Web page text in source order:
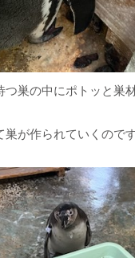
つ巣の中にポトッと巣
が作られていくのです